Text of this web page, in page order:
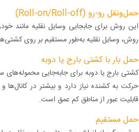
حمل‌ونقل رو-رو (Roll-on/Roll-off)
این روش برای جابجایی وسایل نقلیه مانند
روش، وسایل نقلیه به‌طور مستقیم بر روی
حمل بار با کشتی بارج یا دوبه
کشتی بارج یا دوبه برای جابه‌جایی
حرکت به کشنده نیاز دارد و بیشتر در
قابلیت عبور از مناطق کم عمق است.
حمل مستقیم